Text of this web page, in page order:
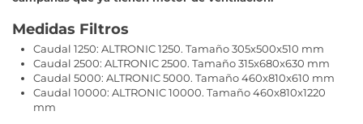
Medidas Filtros
Caudal 1250: ALTRONIC 1250. Tamaño 305x500x510 mm
Caudal 2500: ALTRONIC 2500. Tamaño 315x680x630 mm
Caudal 5000: ALTRONIC 5000. Tamaño 460x810x610 mm
Caudal 10000: ALTRONIC 10000. Tamaño 460x810x1220
mm